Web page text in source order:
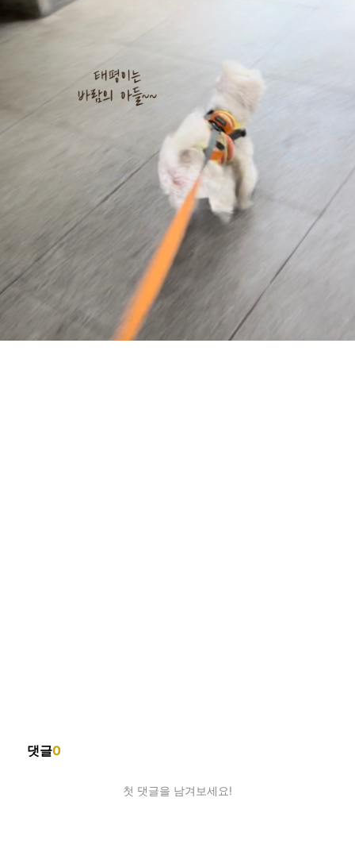
댓글0
첫 댓글을 남겨보세요!